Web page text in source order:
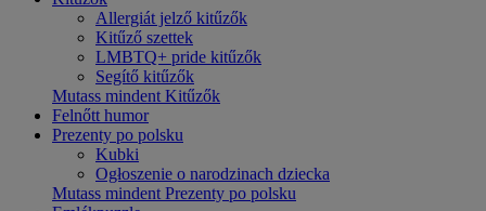
Allergiát jelző kitűzők
Kitűző szettek
LMBTQ+ pride kitűzők
Segítő kitűzők
Mutass mindent Kitűzők
Felnőtt humor
Prezenty po polsku
Kubki
Ogłoszenie o narodzinach dziecka
Mutass mindent Prezenty po polsku